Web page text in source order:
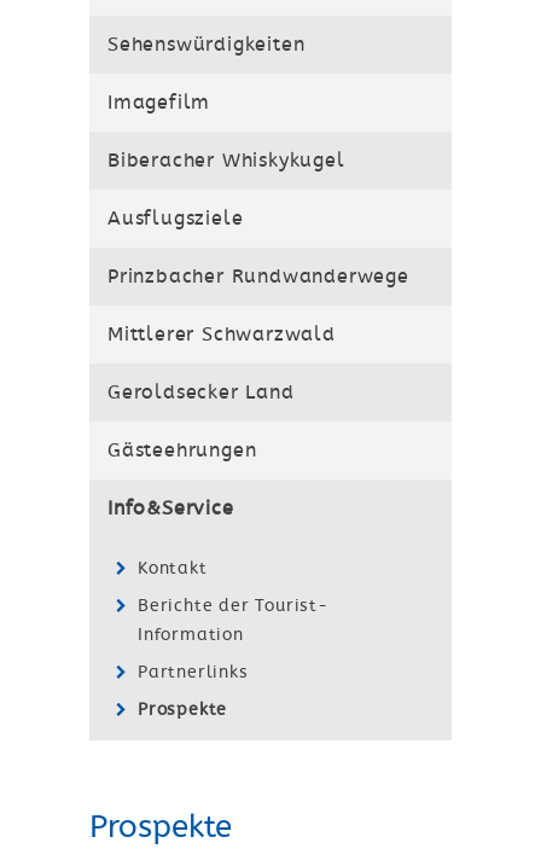
Sehenswürdigkeiten
Imagefilm
Biberacher Whiskykugel
Ausflugsziele
Prinzbacher Rundwanderwege
Mittlerer Schwarzwald
Geroldsecker Land
Gästeehrungen
Info&Service
Kontakt
Berichte der Tourist-
Information
Partnerlinks
Prospekte
Prospekte